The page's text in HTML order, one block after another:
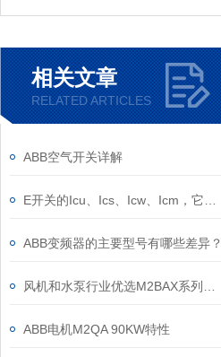
相关文章
RELATED ARTICLES
ABB空气开关详解
ABB变频器的主要型号有哪些差异？
ABB电机M2QA 90KW特性